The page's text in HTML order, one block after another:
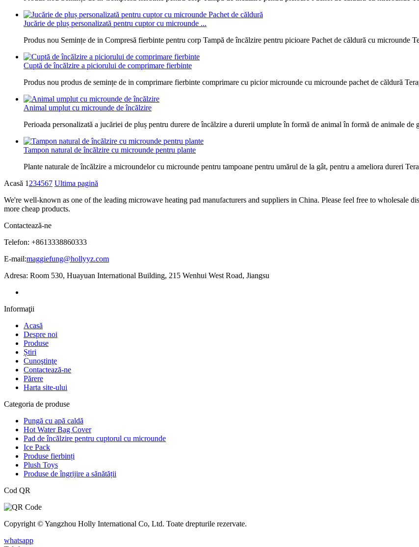
Jucărie de pluș personalizată pentru cuptor cu microunde ...
Produs nou Semințe de in Compresă fierbinte pentru corp Tampă de încălzire pentru picioare Pachet de căldură cu microunde
Cuptă de încălzire a piciorului de comprimare fierbinte
Produs nou produs de semințe de in comprimare fierbinte comprimare cu picior microunde cu microunde pachet de căldură
Animal umplut cu microunde de încălzire
Perioada personalizată a jucăriei de pluș pentru durere de încălzire a durerii umplute în formă de animal în formă de animale
Tampon natural de încălzire cu microunde pentru plante
Plante naturale de încălzire a microundelor cu microunde pentru tampoane pentru umărul de la gât, pentru a ameliora dureri
Acasă 1 234567 Ultima pagină
We're well-known as one of the leading microwave heating pad manufacturers and suppliers in China. Please feel free to wholesale
more cheap products.
Contactează-ne
Telefon: +8613338860333
E-mail:maggiefung@hollyyz.com
Adresa: Room 530, Huayuan International Building, 215 Wenhui West Road, Jiangsu
Informaţii
Acasă
Despre noi
Produse
Știri
Cunoştinţe
Contactează-ne
Părere
Harta site-ului
Categoria de produse
Pungă cu apă caldă
Hot Water Bag Cover
Pad de încălzire pentru cuptorul cu microunde
Ice Pack
Produse fierbinți
Plush Toys
Produse de îngrijire a sănătății
Cod QR
Copyright © Yangzhou Holly International Co, Ltd. Toate drepturile rezervate.
whatsapp